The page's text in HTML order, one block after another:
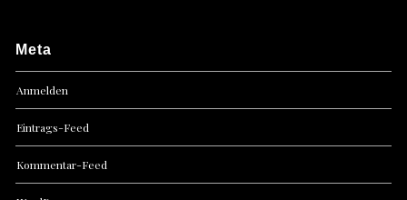
Meta
Anmelden
Eintrags-Feed
Kommentar-Feed